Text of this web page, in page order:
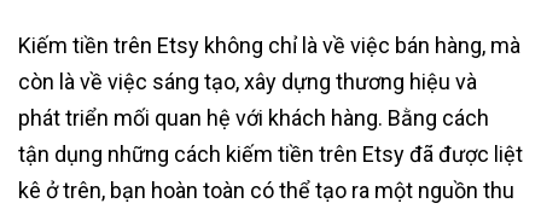
Kiếm tiền trên Etsy không chỉ là về việc bán hàng, mà
còn là về việc sáng tạo, xây dựng thương hiệu và
phát triển mối quan hệ với khách hàng. Bằng cách
tận dụng những cách kiếm tiền trên Etsy đã được liệt
kê ở trên, bạn hoàn toàn có thể tạo ra một nguồn thu